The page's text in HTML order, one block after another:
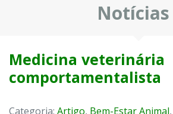
Notícias
Medicina veterinária
comportamentalista
Categoria: Artigo, Bem-Estar Animal,